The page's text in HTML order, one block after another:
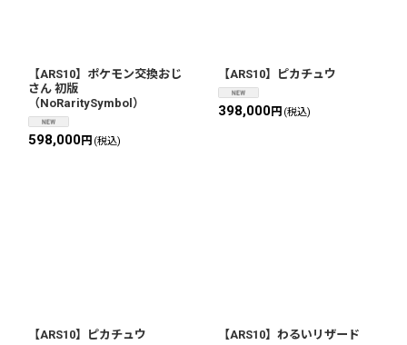
【ARS10】ポケモン交換おじ
さん 初版
（NoRaritySymbol）
598,000円 (税込)
【ARS10】ピカチュウ
398,000円 (税込)
【ARS10】ピカチュウ 【ARS10】わるいリザード